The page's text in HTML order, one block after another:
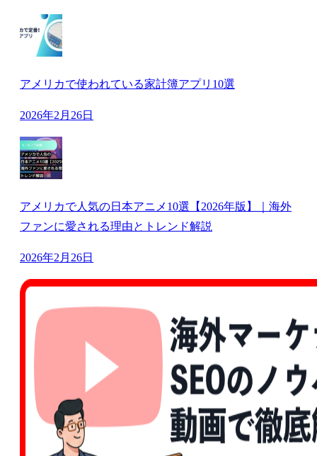
アメリカで使われている家計簿アプリ10選
2026年2月26日
アメリカで人気の日本アニメ10選【2026年版】｜海外
ファンに愛される理由とトレンド解説
2026年2月26日